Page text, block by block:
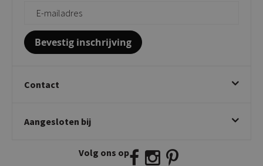
Bevestig inschrijving
Contact
Twijnstraweg 2
info@kickcollection.nl
Aangesloten bij
Volg ons op